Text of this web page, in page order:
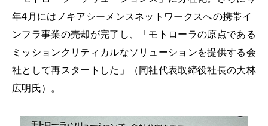
年4月にはノキアシーメンスネットワークスへの携帯イ
ンフラ事業の売却が完了し、「モトローラの原点である
ミッションクリティカルなソリューションを提供する会
社として再スタートした」（同社代表取締役社長の大林
広明氏）。